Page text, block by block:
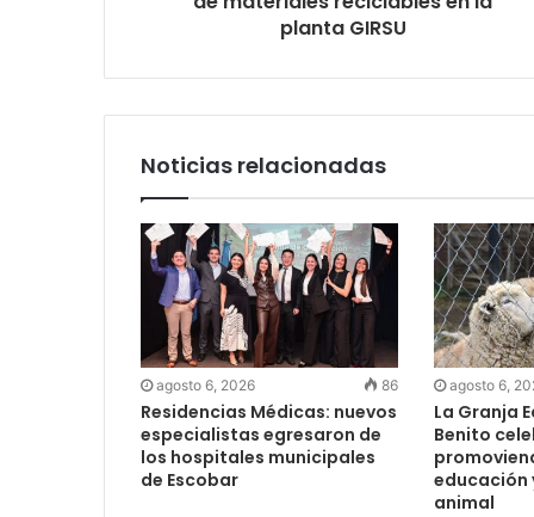
planta GIRSU
Noticias relacionadas
agosto 6, 2026 86
Residencias Médicas: nuevos
especialistas egresaron de
los hospitales municipales
de Escobar
agosto 6,
La Granja
Benito
educación
animal